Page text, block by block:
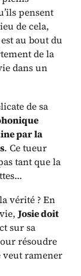
pensent
de cela,
au bout du
de la
dans un
de sa
par la
. Ce tueur
tant que la
vérité ? En
Josie doit
sur sa
résoudre
veut ramener